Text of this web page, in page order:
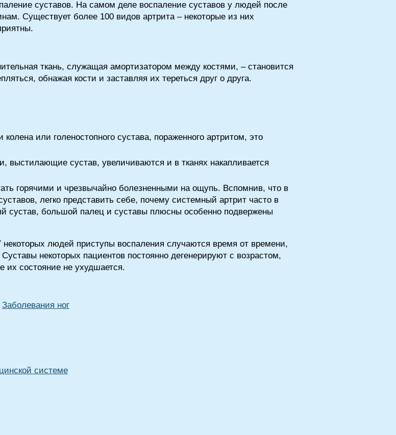
суставов. На самом деле воспаление суставов у людей после
Существует более 100 видов артрита – некоторые из них
ткань, служащая амортизатором между костями, – становится
обнажая кости и заставляя их тереться друг о друга.
или голеностопного сустава, пораженного артритом, это
выстилающие сустав, увеличиваются и в тканях накапливается
горячими и чрезвычайно болезненными на ощупь. Вспомнив, что в
легко представить себе, почему системный артрит часто в
сустав, большой палец и суставы плюсны особенно подвержены
людей приступы воспаления случаются время от времени,
некоторых пациентов постоянно дегенерируют с возрастом,
их состояние не ухудшается.
Заболевания ног
системе